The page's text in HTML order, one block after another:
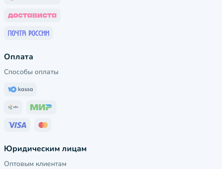
Оплата
Способы оплаты
Юридическим лицам
Оптовым клиентам